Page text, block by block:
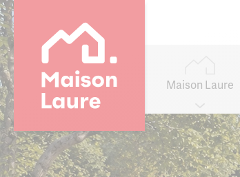
content
Maison Laure